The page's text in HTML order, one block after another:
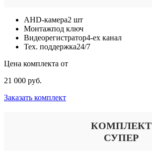
AHD-камера2 шт
Монтажпод ключ
Видеорегистратор4-ех канал
Тех. поддержка24/7
Цена комплекта от
21 000 руб.
Заказать комплект
КОМПЛЕКТ
СУПЕР